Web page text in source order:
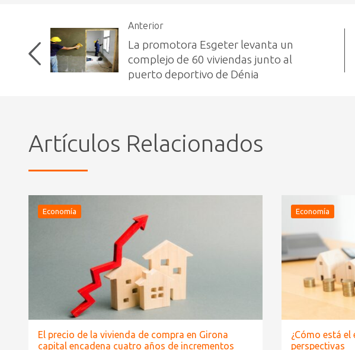
Anterior
La promotora Esgeter levanta un
complejo de 60 viviendas junto al
puerto deportivo de Dénia
Artículos Relacionados
Economía
El precio de la vivienda de compra en Girona
capital encadena cuatro años de incrementos
Economía
¿Cómo está
perspectivas